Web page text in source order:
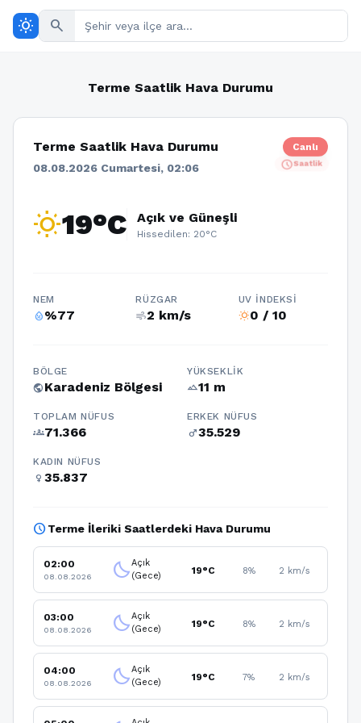
wb_sunny search
Terme Saatlik Hava Durumu
Terme Saatlik Hava Durumu
08.08.2026 Cumartesi, 02:06
Canlı
scheduleSaatlik
wb_sunny19°C Açık ve Güneşli
Hissedilen: 20°C
NEM
humidity_percentage%77
RÜZGAR
air2 km/s
UV İNDEKSI
wb_sunny0 / 10
BÖLGE
publicKaradeniz Bölgesi
YÜKSEKLIK
terrain11 m
TOPLAM NÜFUS
groups71.366
ERKEK NÜFUS
male35.529
KADIN NÜFUS
female 35.837
scheduleTerme İleriki Saatlerdeki Hava Durumu
02:00
08.08.2026 clear_nightAçık
(Gece)
19°C 8% 2 km/s
03:00
08.08.2026 clear_nightAçık
(Gece)
19°C 8% 2 km/s
04:00
08.08.2026 clear_nightAçık
(Gece)
19°C 7% 2 km/s